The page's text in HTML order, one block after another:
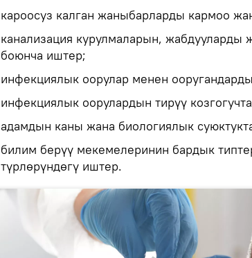
кароосуз калган жаныбарларды кармоо
канализация курулмаларын, жабдууларды
боюнча иштер;
инфекциялык оорулар менен
инфекциялык оорулардын тирүү
адамдын каны жана биологиялык
билим берүү мекемелеринин бардык
түрлөрүндөгү иштер.